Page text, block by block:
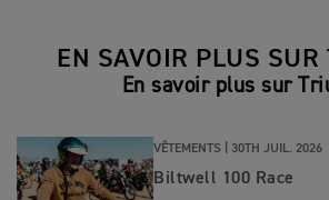
EN SAVOIR PLUS SUR
En savoir plus sur
VÊTEMENTS | 30TH JUIL. 2026
Biltwell 100 Race